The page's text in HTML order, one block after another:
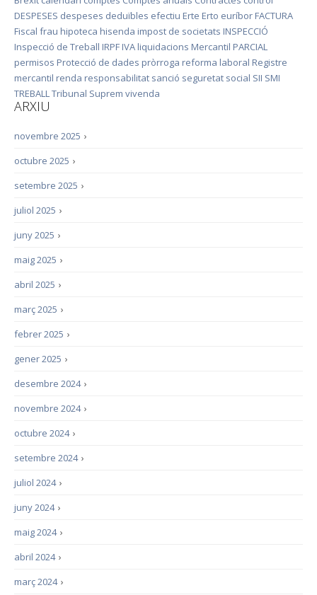
DESPESES despeses deduïbles efectiu Erte Erto euríbor FACTURA
Fiscal frau hipoteca hisenda impost de societats INSPECCIÓ
Inspecció de Treball IRPF IVA liquidacions Mercantil PARCIAL
permisos Protecció de dades pròrroga reforma laboral Registre
mercantil renda responsabilitat sanció seguretat social SII SMI
TREBALLTribunal Suprem vivenda
ARXIU
›
novembre 2025
›
octubre 2025
›
setembre 2025
›
juliol 2025
›
juny 2025
›
maig 2025
›
abril 2025
›
març 2025
›
febrer 2025
›
gener 2025
›
desembre 2024
›
novembre 2024
›
octubre 2024
›
setembre 2024
›
juliol 2024
›
juny 2024
›
maig 2024
›
abril 2024
›
març 2024